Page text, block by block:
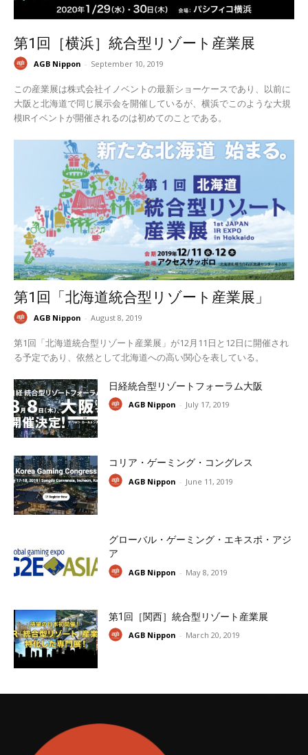
第1回［横浜］統合型リゾート産業展
AGB Nippon - September 10, 2019
この産業展は株式会社イノベントの最新ショーケースであり、以前に
大阪と北海道で同じ展示会を開催しているが、横浜でこのような大規
模IRイベントが開催されるのは初めてのことである。
第1回「北海道統合型リゾート産業展」
AGB Nippon - August 8, 2019
第1回「北海道統合型リゾート産業展」が12月11日と12日に開催され
る予定であり、依然として北海道への高い関心を表している。
日経統合型リゾートフォーラム大阪
AGB Nippon - July 17, 2019
コリア・ゲーミング・コングレス
AGB Nippon - June 11, 2019
グローバル・ゲーミング・エキスポ・アジ
ア
AGB Nippon - May 8, 2019
第1回［関西］統合型リゾート産業展
AGB Nippon - March 20, 2019